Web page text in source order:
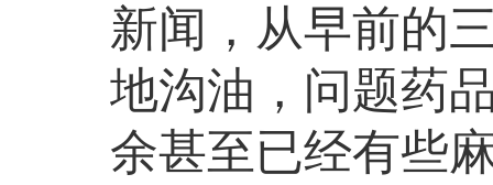
新闻，从早前的
地沟油，问题药
余甚至已经有些